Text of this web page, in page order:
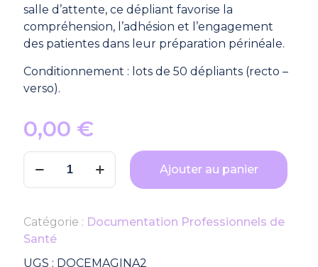
salle d’attente, ce dépliant favorise la
compréhension, l’adhésion et l’engagement
des patientes dans leur préparation périnéale.
Conditionnement : lots de 50 dépliants (recto –
verso).
0,00 €
quantité
Lot
50
dépliants
Emagina
Ajouter au panier
UGS : DOCEMAGINA2
Catégorie : Documentation Professionnels de
Santé